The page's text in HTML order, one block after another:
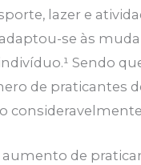
lazer e
se às
Sendo
de praticantes
aumento de